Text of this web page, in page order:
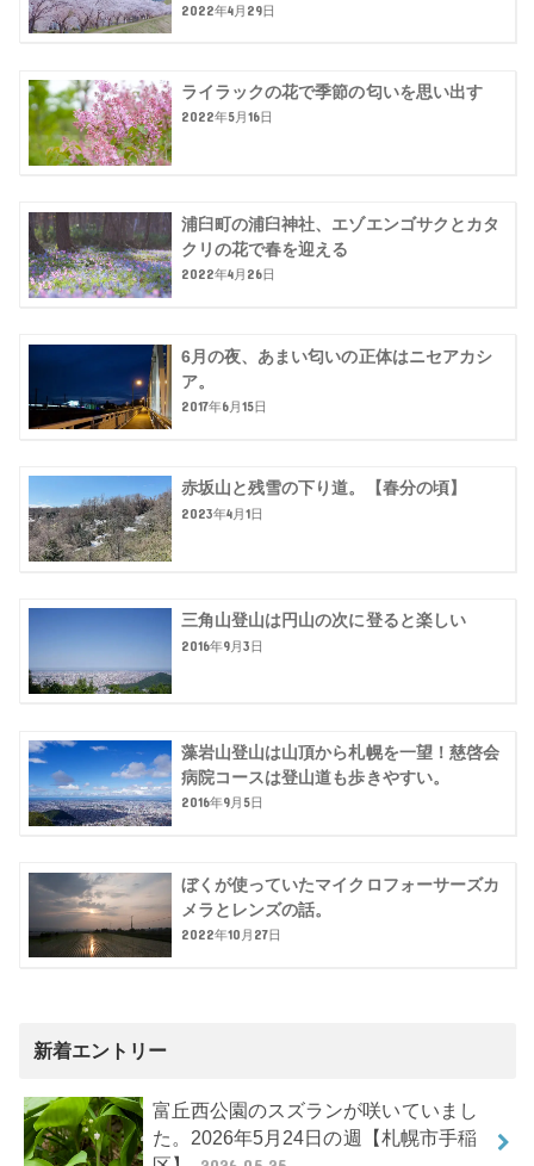
2022年4月29日
ライラックの花で季節の匂いを思い出す
2022年5月16日
浦臼町の浦臼神社、エゾエンゴサクとカタ
クリの花で春を迎える
2022年4月26日
6月の夜、あまい匂いの正体はニセアカシ
ア。
2017年6月15日
赤坂山と残雪の下り道。【春分の頃】
2023年4月1日
三角山登山は円山の次に登ると楽しい
2016年9月3日
藻岩山登山は山頂から札幌を一望！慈啓会
病院コースは登山道も歩きやすい。
2016年9月5日
ぼくが使っていたマイクロフォーサーズカ
メラとレンズの話。
2022年10月27日
新着エントリー
富丘西公園のスズランが咲いていまし
た。2026年5月24日の週【札幌市手稲